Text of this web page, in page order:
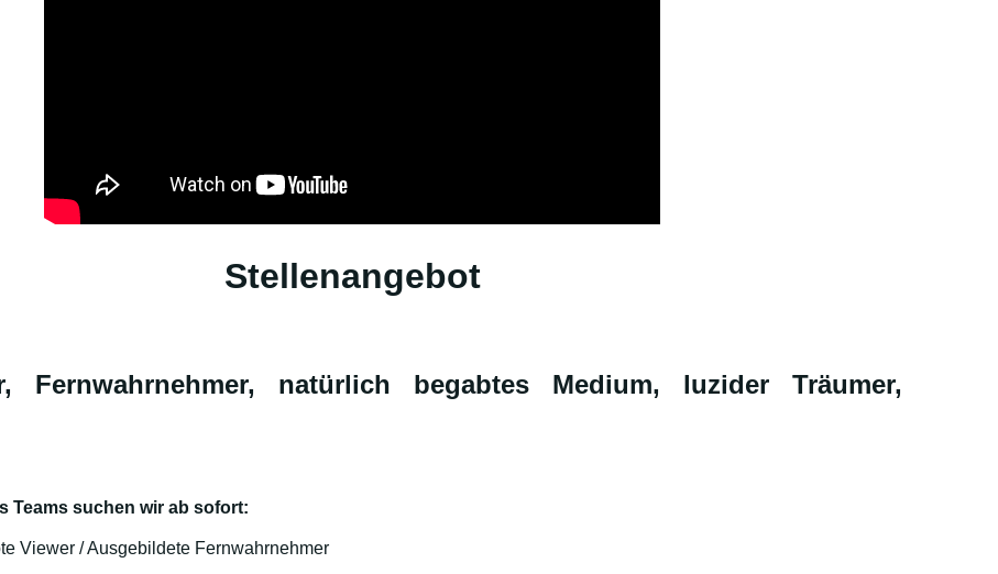
Stellenangebot
Fernwahrnehmer, natürlich begabtes Medium, luzider Träumer,
Teams suchen wir ab sofort:
Viewer / Ausgebildete Fernwahrnehmer